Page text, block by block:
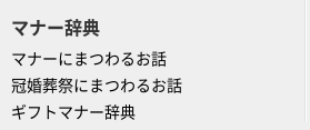
マナー辞典
マナーにまつわるお話
冠婚葬祭にまつわるお話
ギフトマナー辞典